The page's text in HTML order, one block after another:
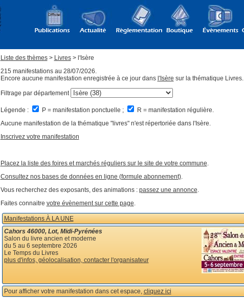
Liste des thèmes> Livres> l'Isère
215 manifestations au 28/07/2026.
Encore aucune manifestation enregistrée à ce jour dans l'Isère sur la thématique Livres.
Filtrage par département
Légende : P = manifestation ponctuelle ;
R = manifestation régulière.
Aucune manifestation de la thématique "livres" n'est répertoriée dans l'Isère.
Inscrivez votre manifestation
Placez la liste des foires et marchés réguliers sur le site de votre commune.
Consultez nos bases de données en ligne (formule abonnement).
Vous recherchez des exposants, des animations : passez une annonce.
Faites connaitre votre évènement sur cette page.
Manifestations À LA UNE
Cahors 46000, Lot, Midi-Pyrénées
Salon du livre ancien et moderne
du 5 au 6 septembre 2026
Le Temps du Livres
plus d'infos, géolocalisation, contacter l'organisateur
Pour afficher votre manifestation dans cet espace,cliquez ici